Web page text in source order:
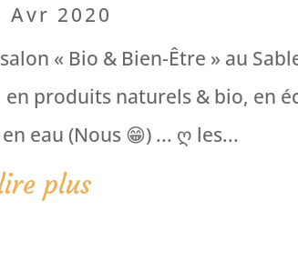
Avr 2020
« Bio & Bien-Être » au
produits naturels & bio, en
eau (Nous 😁) ... ღ les...
plus